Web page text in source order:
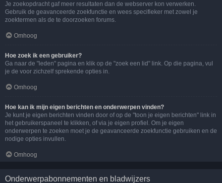
Je zoekopdracht gaf meer resultaten dan de webserver kon verwerken.
Gebruik de geavanceerde zoekfunctie en wees specifieker met zowel je
zoektermen als de te doorzoeken forums.
Omhoog
Hoe zoek ik een gebruiker?
Ga naar de "leden" pagina en klik op de "zoek een lid" link. Op die pagina, vul
je de voor zichzelf sprekende opties in.
Omhoog
Hoe kan ik mijn eigen berichten en onderwerpen vinden?
Je kunt je eigen berichten vinden door of op de "toon je eigen berichten" link in
het gebruikerspaneel te klikken, of via je eigen profiel. Om je eigen
onderwerpen te zoeken moet je de geavanceerde zoekfunctie gebruiken en de
nodige opties invullen.
Omhoog
Onderwerpabonnementen en bladwijzers